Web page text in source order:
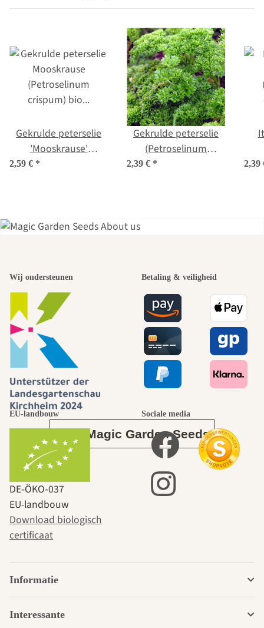
Gekrulde peterselie
'Mooskrause'
(Petroselinum
2,59 € *
Gekrulde peterselie
(Petroselinum
crispum) zaden
2,39 € * 2,39
mooiste paden
naar onszelf
leidt door de
tuin.
Over Magic Garden Seeds
Wij ondersteunen Betaling & veiligheid
EU-landbouw
DE‑ÖKO‑037
EU-landbouw
Download biologisch
certificaat
Sociale media
Informatie
Interessante